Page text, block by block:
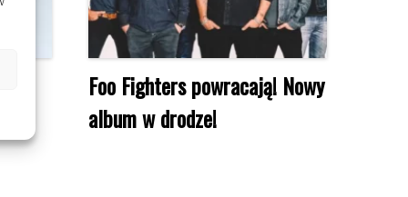
Foo Fighters powracają! Nowy
album w drodze!